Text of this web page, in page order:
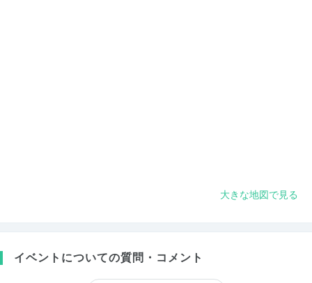
大きな地図で見る
イベントについての質問・コメント